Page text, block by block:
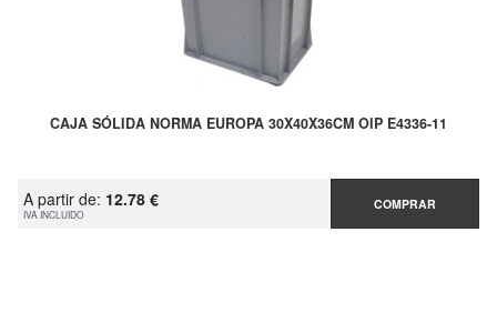
CAJA SÓLIDA NORMA EUROPA 30X40X36CM OIP E4336-11
A partir de: 12.78 €
IVA INCLUIDO
COMPRAR